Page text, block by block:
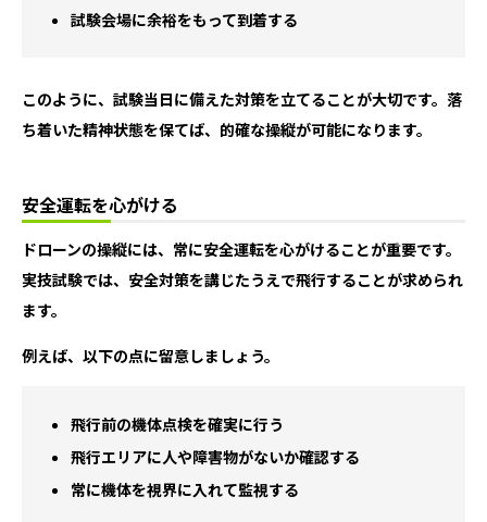
試験会場に余裕をもって到着する
このように、試験当日に備えた対策を立てることが大切です。落
ち着いた精神状態を保てば、的確な操縦が可能になります。
安全運転を心がける
ドローンの操縦には、常に安全運転を心がけることが重要です。
実技試験では、安全対策を講じたうえで飛行することが求められ
ます。
例えば、以下の点に留意しましょう。
飛行前の機体点検を確実に行う
飛行エリアに人や障害物がないか確認する
常に機体を視界に入れて監視する